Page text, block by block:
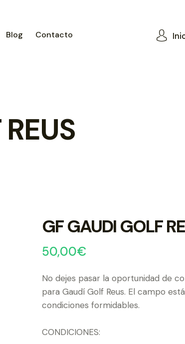
Blog Contacto
GF GAUDI GOLF
50,00€
No dejes pasar la oportunidad de
para Gaudí Golf Reus. El campo
condiciones formidables.
CONDICIONES: